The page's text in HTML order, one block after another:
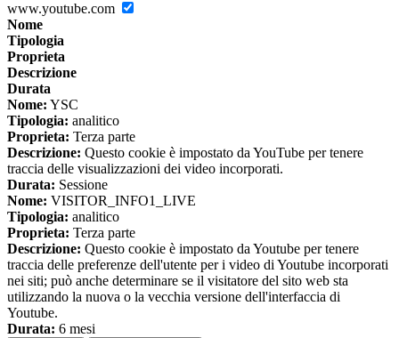
www.youtube.com
Nome
Tipologia
Proprieta
Descrizione
Durata
Nome: YSC
Tipologia: analitico
Proprieta: Terza parte
Descrizione: Questo cookie è impostato da YouTube per tenere
traccia delle visualizzazioni dei video incorporati.
Durata: Sessione
Nome: VISITOR_INFO1_LIVE
Tipologia: analitico
Proprieta: Terza parte
Descrizione: Questo cookie è impostato da Youtube per tenere
traccia delle preferenze dell'utente per i video di Youtube incorporati
nei siti; può anche determinare se il visitatore del sito web sta
utilizzando la nuova o la vecchia versione dell'interfaccia di
Youtube.
Durata: 6 mesi